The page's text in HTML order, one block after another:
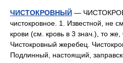
ЧИСТОКРОВНЫЙ —
чистокровное. 1. Известной, не
крови (см. кровь в 3 знач.), то
Чистокровный жеребец.
Подлинный, настоящий,